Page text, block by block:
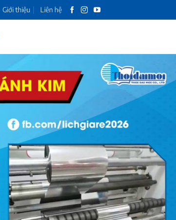
Giới thiệu Liên hệ